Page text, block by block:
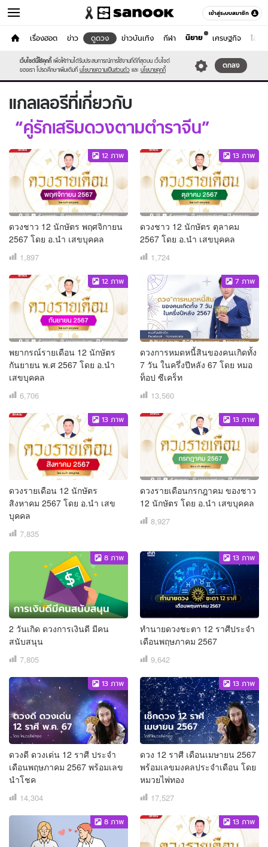
เข้าสู่ระบบสมาชิก
หน้าแรก
เรื่องฮอต ข่าว ดูดวง ข่าวบันเทิง กีฬา เศรษฐกิจ ไลฟ์
นิยาย
ดูดวง หมวดอื่นๆ
เว็บไซต์นี้ใช้คุกกี้ เพื่อให้ท่านได้รับประสบการณ์การใช้งานที่ดีที่สุดบน เว็บไซต์
ของเรา โปรดศึกษาเพิ่มเติมที่ นโยบายความเป็นส่วนตัว และ นโยบายคุกกี้
ตกลง
แกล
เลอ
แกลเลอรีที่เกี่ยวกับ
คู่รักเสริมดวงตามตำราจีน
12 ภาพ
ดวงชาว 12 นักษัตร พฤศจิกายน
2567 โดย อ.นำ เสขบุคคล
1,897
13 ภาพ
ดวงชาว 12 นักษัตร ตุลาคม
2567 โดย อ.นำ เสขบุคคล
1,724
12 ภาพ
พยากรณ์รายเดือน 12 นักษัตร
กันยายน พ.ศ 2567 โดย อ.นำ
เสขบุคคล
6,706
7 ภาพ
ดวงการหมดหนี้สินของคนเกิดทั้ง
7 วัน ในครึ่งปีหลัง 67 โดย หมอ
ท็อป ซีเคร็ท
13,560
13 ภาพ
ดวงรายเดือน 12 นักษัตร
สิงหาคม 2567 โดย อ.นำ เสข
บุคคล
7,835
13 ภาพ
ดวงรายเดือนกรกฎาคม ของชาว
12 นักษัตร โดย อ.นำ เสขบุคคล
8,927
8 ภาพ
2 วันเกิด ดวงการเงินดี มีคน
สนับสนุน
7,805
13 ภาพ
ทำนายดวงชะตา 12 ราศีประจำ
เดือนพฤษภาคม 2567
9,642
13 ภาพ
ดวงดี ดวงเด่น 12 ราศี ประจำ
เดือนพฤษภาคม 2567 พร้อมเลข
นำโชค
14,304
13 ภาพ
ดวง 12 ราศี เดือนเมษายน 2567
พร้อมเลขมงคลประจำเดือน โดย
หมวยไพ่ทอง
17,527
8 ภาพ 13 ภาพ